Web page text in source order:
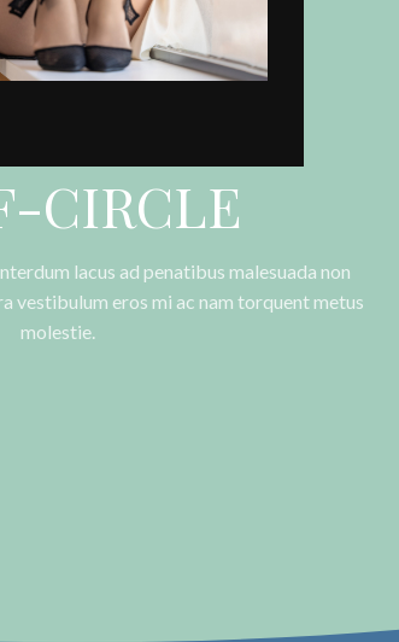
CIRCLE
lacus ad penatibus malesuada non
vestibulum eros mi ac nam torquent metus
molestie.